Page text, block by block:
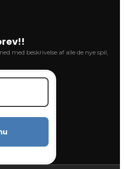
med beskrivelse af alle de nye spil,